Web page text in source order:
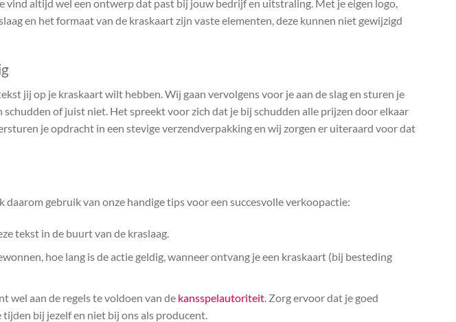
vind altijd wel een ontwerp dat past bij jouw bedrijf en uitstraling. Met je eigen logo,
en het formaat van de kraskaart zijn vaste elementen, deze kunnen niet gewijzigd
jij op je kraskaart wilt hebben. Wij gaan vervolgens voor je aan de slag en sturen je
of juist niet. Het spreekt voor zich dat je bij schudden alle prijzen door elkaar
je opdracht in een stevige verzendverpakking en wij zorgen er uiteraard voor dat
gebruik van onze handige tips voor een succesvolle verkoopactie:
tekst in de buurt van de kraslaag.
hoe lang is de actie geldig, wanneer ontvang je een kraskaart (bij besteding
wel aan de regels te voldoen van de kansspelautoriteit. Zorg ervoor dat je goed
bij jezelf en niet bij ons als producent.